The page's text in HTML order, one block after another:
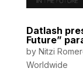
Datlash
Future”
by Nitzi
Worldwide